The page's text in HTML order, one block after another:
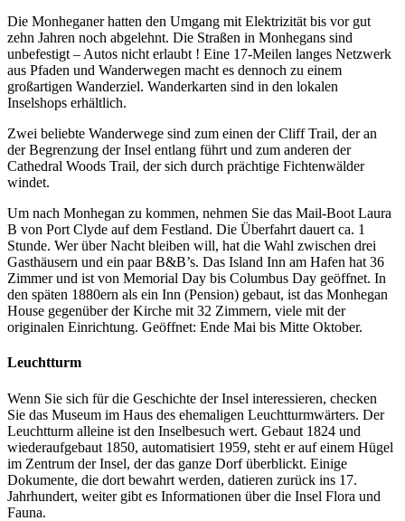
Die Monheganer hatten den Umgang mit Elektrizität bis vor gut
zehn Jahren noch abgelehnt. Die Straßen in Monhegans sind
unbefestigt – Autos nicht erlaubt ! Eine 17-Meilen langes Netzwerk
aus Pfaden und Wanderwegen macht es dennoch zu einem
großartigen Wanderziel. Wanderkarten sind in den lokalen
Inselshops erhältlich.
Zwei beliebte Wanderwege sind zum einen der Cliff Trail, der an
der Begrenzung der Insel entlang führt und zum anderen der
Cathedral Woods Trail, der sich durch prächtige Fichtenwälder
windet.
Um nach Monhegan zu kommen, nehmen Sie das Mail-Boot Laura
B von Port Clyde auf dem Festland. Die Überfahrt dauert ca. 1
Stunde. Wer über Nacht bleiben will, hat die Wahl zwischen drei
Gasthäusern und ein paar B&B’s. Das Island Inn am Hafen hat 36
Zimmer und ist von Memorial Day bis Columbus Day geöffnet. In
den späten 1880ern als ein Inn (Pension) gebaut, ist das Monhegan
House gegenüber der Kirche mit 32 Zimmern, viele mit der
originalen Einrichtung. Geöffnet: Ende Mai bis Mitte Oktober.
Leuchtturm
Wenn Sie sich für die Geschichte der Insel interessieren, checken
Sie das Museum im Haus des ehemaligen Leuchtturmwärters. Der
Leuchtturm alleine ist den Inselbesuch wert. Gebaut 1824 und
wiederaufgebaut 1850, automatisiert 1959, steht er auf einem Hügel
im Zentrum der Insel, der das ganze Dorf überblickt. Einige
Dokumente, die dort bewahrt werden, datieren zurück ins 17.
Jahrhundert, weiter gibt es Informationen über die Insel Flora und
Fauna.